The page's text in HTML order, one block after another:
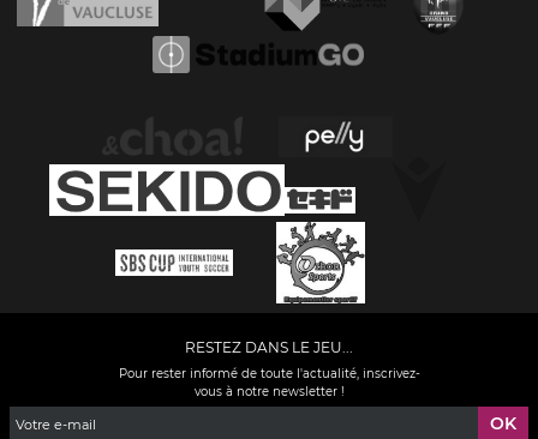
RESTEZ DANS LE JEU...
Pour rester informé de toute l'actualité, inscrivez-
vous à notre newsletter !